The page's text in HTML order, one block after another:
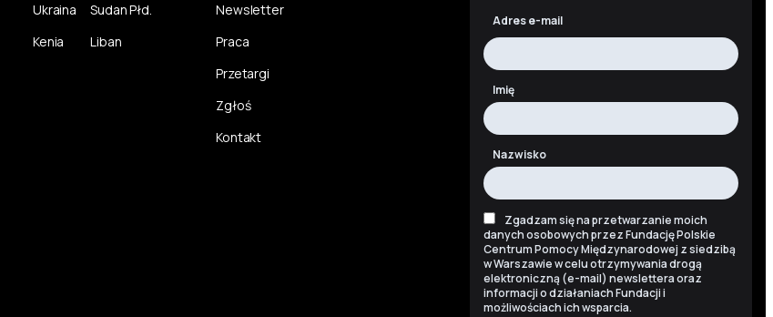
Adres e-mail
Imię
Nazwisko
Zgadzam się na przetwarzanie moich
danych osobowych przez Fundację Polskie
Centrum Pomocy Międzynarodowej z siedzibą
w Warszawie w celu otrzymywania drogą
elektroniczną (e-mail) newslettera oraz
informacji o działaniach Fundacji i
możliwościach ich wsparcia.
Ukraina
Kenia
Sudan Płd.
Liban
Newsletter
Praca
Przetargi
Zgłoś
Kontakt